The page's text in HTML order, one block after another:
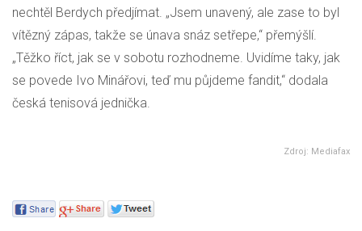
nechtěl Berdych předjímat. „Jsem unavený, ale zase to byl
vítězný zápas, takže se únava snáz setřepe,“ přemýšlí.
„Těžko říct, jak se v sobotu rozhodneme. Uvidíme taky, jak
se povede Ivo Minářovi, teď mu půjdeme fandit,“ dodala
česká tenisová jednička.
Zdroj: Mediafax